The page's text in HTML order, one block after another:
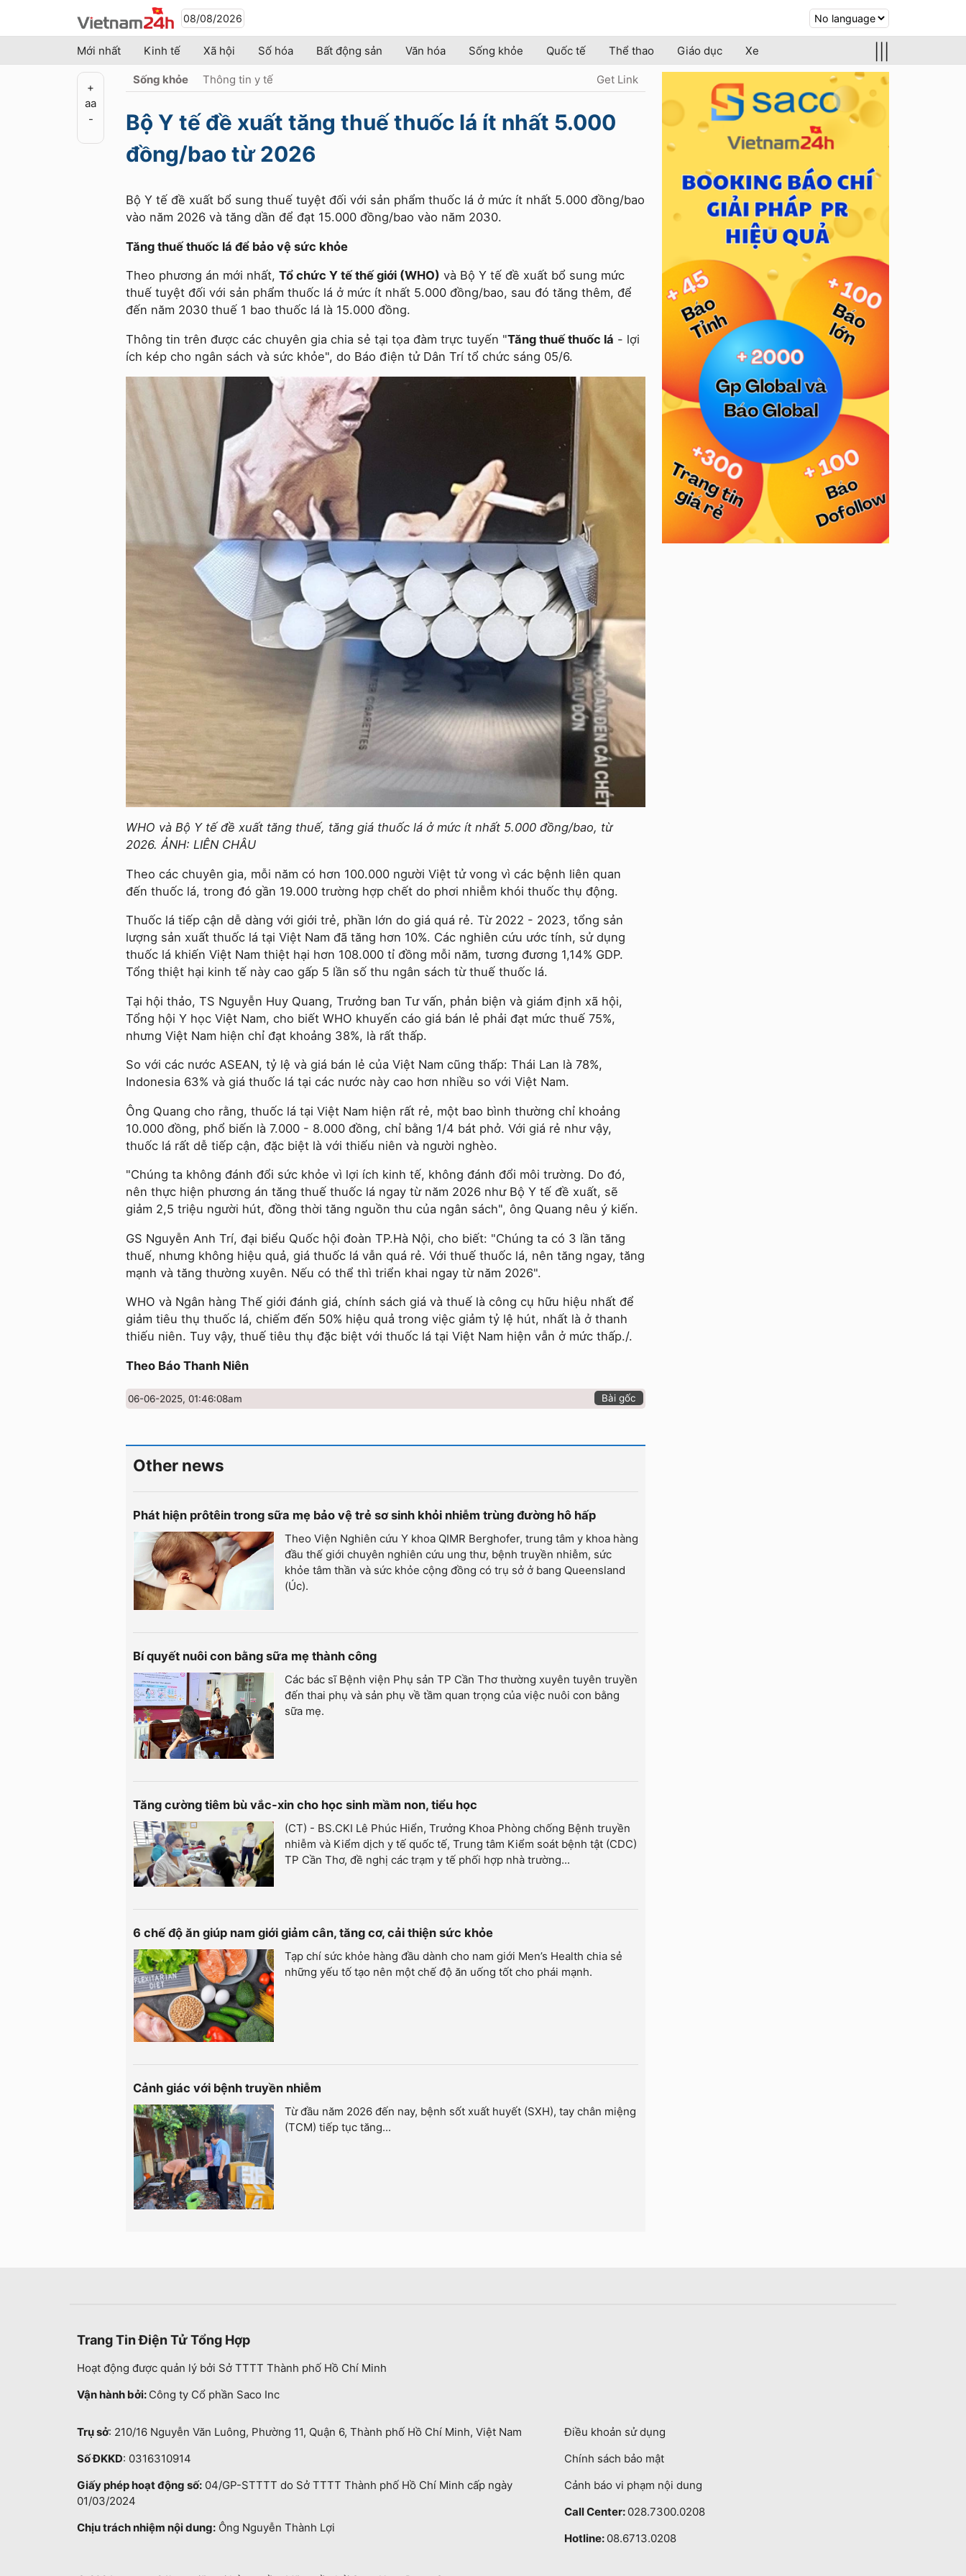
08/08/2026
Mới nhất Kinh tế Xã hội Số hóa Bất động sản Văn hóa Sống khỏe Quốc tế Thể thao Giáo dục Xe
+
aa
-
Sống khỏe Thông tin y tế Get Link
Bộ Y tế đề xuất tăng thuế thuốc lá ít nhất 5.000
đồng/bao từ 2026
Bộ Y tế đề xuất bổ sung thuế tuyệt đối với sản phẩm thuốc lá ở mức ít nhất 5.000 đồng/bao
vào năm 2026 và tăng dần để đạt 15.000 đồng/bao vào năm 2030.
Tăng thuế thuốc lá để bảo vệ sức khỏe
Theo phương án mới nhất, Tổ chức Y tế thế giới (WHO) và Bộ Y tế đề xuất bổ sung mức
thuế tuyệt đối với sản phẩm thuốc lá ở mức ít nhất 5.000 đồng/bao, sau đó tăng thêm, để
đến năm 2030 thuế 1 bao thuốc lá là 15.000 đồng.
Thông tin trên được các chuyên gia chia sẻ tại tọa đàm trực tuyến "Tăng thuế thuốc lá - lợi
ích kép cho ngân sách và sức khỏe", do Báo điện tử Dân Trí tổ chức sáng 05/6.
WHO và Bộ Y tế đề xuất tăng thuế, tăng giá thuốc lá ở mức ít nhất 5.000 đồng/bao, từ
2026. ẢNH: LIÊN CHÂU
Theo các chuyên gia, mỗi năm có hơn 100.000 người Việt tử vong vì các bệnh liên quan
đến thuốc lá, trong đó gần 19.000 trường hợp chết do phơi nhiễm khói thuốc thụ động.
Thuốc lá tiếp cận dễ dàng với giới trẻ, phần lớn do giá quá rẻ. Từ 2022 - 2023, tổng sản
lượng sản xuất thuốc lá tại Việt Nam đã tăng hơn 10%. Các nghiên cứu ước tính, sử dụng
thuốc lá khiến Việt Nam thiệt hại hơn 108.000 tỉ đồng mỗi năm, tương đương 1,14% GDP.
Tổng thiệt hại kinh tế này cao gấp 5 lần số thu ngân sách từ thuế thuốc lá.
Tại hội thảo, TS Nguyễn Huy Quang, Trưởng ban Tư vấn, phản biện và giám định xã hội,
Tổng hội Y học Việt Nam, cho biết WHO khuyến cáo giá bán lẻ phải đạt mức thuế 75%,
nhưng Việt Nam hiện chỉ đạt khoảng 38%, là rất thấp.
So với các nước ASEAN, tỷ lệ và giá bán lẻ của Việt Nam cũng thấp: Thái Lan là 78%,
Indonesia 63% và giá thuốc lá tại các nước này cao hơn nhiều so với Việt Nam.
Ông Quang cho rằng, thuốc lá tại Việt Nam hiện rất rẻ, một bao bình thường chỉ khoảng
10.000 đồng, phổ biến là 7.000 - 8.000 đồng, chỉ bằng 1/4 bát phở. Với giá rẻ như vậy,
thuốc lá rất dễ tiếp cận, đặc biệt là với thiếu niên và người nghèo.
"Chúng ta không đánh đổi sức khỏe vì lợi ích kinh tế, không đánh đổi môi trường. Do đó,
nên thực hiện phương án tăng thuế thuốc lá ngay từ năm 2026 như Bộ Y tế đề xuất, sẽ
giảm 2,5 triệu người hút, đồng thời tăng nguồn thu của ngân sách", ông Quang nêu ý kiến.
GS Nguyễn Anh Trí, đại biểu Quốc hội đoàn TP.Hà Nội, cho biết: "Chúng ta có 3 lần tăng
thuế, nhưng không hiệu quả, giá thuốc lá vẫn quá rẻ. Với thuế thuốc lá, nên tăng ngay, tăng
mạnh và tăng thường xuyên. Nếu có thể thì triển khai ngay từ năm 2026".
WHO và Ngân hàng Thế giới đánh giá, chính sách giá và thuế là công cụ hữu hiệu nhất để
giảm tiêu thụ thuốc lá, chiếm đến 50% hiệu quả trong việc giảm tỷ lệ hút, nhất là ở thanh
thiếu niên. Tuy vậy, thuế tiêu thụ đặc biệt với thuốc lá tại Việt Nam hiện vẫn ở mức thấp./.
Theo Báo Thanh Niên
06-06-2025, 01:46:08am Bài gốc
Other news
Phát hiện prôtêin trong sữa mẹ bảo vệ trẻ sơ sinh khỏi nhiễm trùng đường hô hấp
Theo Viện Nghiên cứu Y khoa QIMR Berghofer, trung tâm y khoa hàng
đầu thế giới chuyên nghiên cứu ung thư, bệnh truyền nhiễm, sức
khỏe tâm thần và sức khỏe cộng đồng có trụ sở ở bang Queensland
(Úc).
Bí quyết nuôi con bằng sữa mẹ thành công
Các bác sĩ Bệnh viện Phụ sản TP Cần Thơ thường xuyên tuyên truyền
đến thai phụ và sản phụ về tầm quan trọng của việc nuôi con bằng
sữa mẹ.
Tăng cường tiêm bù vắc-xin cho học sinh mầm non, tiểu học
(CT) - BS.CKI Lê Phúc Hiển, Trưởng Khoa Phòng chống Bệnh truyền
nhiễm và Kiểm dịch y tế quốc tế, Trung tâm Kiểm soát bệnh tật (CDC)
TP Cần Thơ, đề nghị các trạm y tế phối hợp nhà trường...
6 chế độ ăn giúp nam giới giảm cân, tăng cơ, cải thiện sức khỏe
Tạp chí sức khỏe hàng đầu dành cho nam giới Men’s Health chia sẻ
những yếu tố tạo nên một chế độ ăn uống tốt cho phái mạnh.
Cảnh giác với bệnh truyền nhiễm
Từ đầu năm 2026 đến nay, bệnh sốt xuất huyết (SXH), tay chân miệng
(TCM) tiếp tục tăng...
Trang Tin Điện Tử Tổng Hợp
Hoạt động được quản lý bởi Sở TTTT Thành phố Hồ Chí Minh
Vận hành bởi: Công ty Cổ phần Saco Inc
Trụ sở: 210/16 Nguyễn Văn Luông, Phường 11, Quận 6, Thành phố Hồ Chí Minh, Việt Nam
Số ĐKKD: 0316310914
Giấy phép hoạt động số: 04/GP-STTTT do Sở TTTT Thành phố Hồ Chí Minh cấp ngày
01/03/2024
Chịu trách nhiệm nội dung: Ông Nguyễn Thành Lợi
Điều khoản sử dụng
Chính sách bảo mật
Cảnh báo vi phạm nội dung
Call Center: 028.7300.0208
Hotline: 08.6713.0208